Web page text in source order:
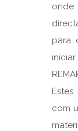
onde
para
com